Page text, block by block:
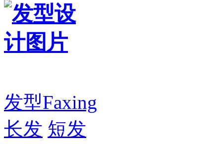
发型Faxing
长发 短发